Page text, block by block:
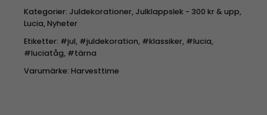
Kategorier: Juldekorationer, Julklappslek - 300 kr & upp,
Lucia,Nyheter
Etiketter: #jul, #juldekoration, #klassiker, #lucia,
#luciatåg, #tärna
Varumärke: Harvesttime